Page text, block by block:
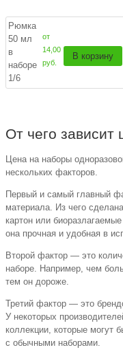
Рюмка
50 мл
в
наборе
1/6
от
14,00
руб.
В корзину
От чего зависит
Цена на наборы
нескольких факторов.
Первый и самый главный
материала. Из чего
картон или
она прочная и удобная в
Второй фактор — это
наборе. Например, чем
тем он дороже.
Третий фактор — это
У некоторых
коллекции, которые могут
с обычными наборами.